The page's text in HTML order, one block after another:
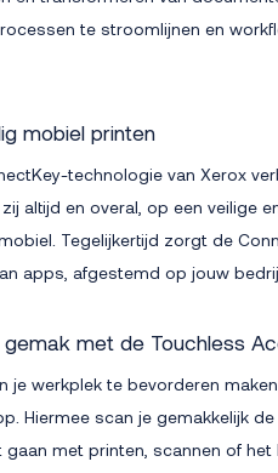
te stroomlijnen en
mobiel printen
technologie van Xerox
altijd en overal, op een veilige
Tegelijkertijd zorgt de
apps, afgestemd op jouw
met de Touchless
je werkplek te bevorderen
Hiermee scan je gemakkelijk
met printen, scannen of